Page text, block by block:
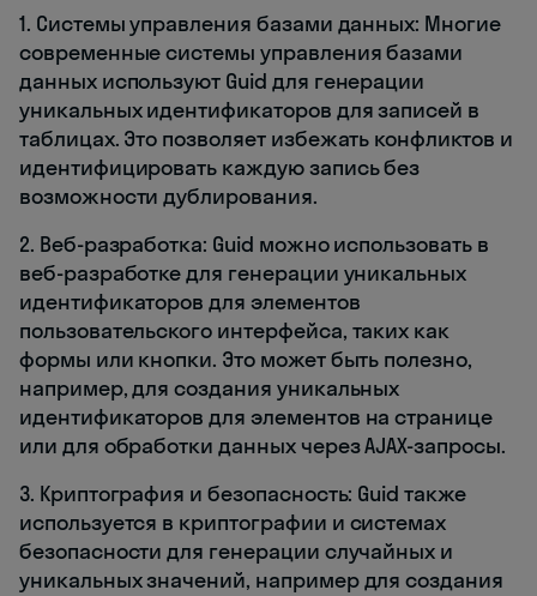
1. Системы управления базами данных: Многие
современные системы управления базами
данных используют Guid для генерации
уникальных идентификаторов для записей в
таблицах. Это позволяет избежать конфликтов и
идентифицировать каждую запись без
возможности дублирования.
2. Веб-разработка: Guid можно использовать в
веб-разработке для генерации уникальных
идентификаторов для элементов
пользовательского интерфейса, таких как
формы или кнопки. Это может быть полезно,
например, для создания уникальных
идентификаторов для элементов на странице
или для обработки данных через AJAX-запросы.
3. Криптография и безопасность: Guid также
используется в криптографии и системах
безопасности для генерации случайных и
уникальных значений, например для создания